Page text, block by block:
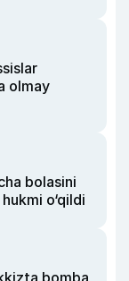
olmay
bolasini
o‘qildi
bomba